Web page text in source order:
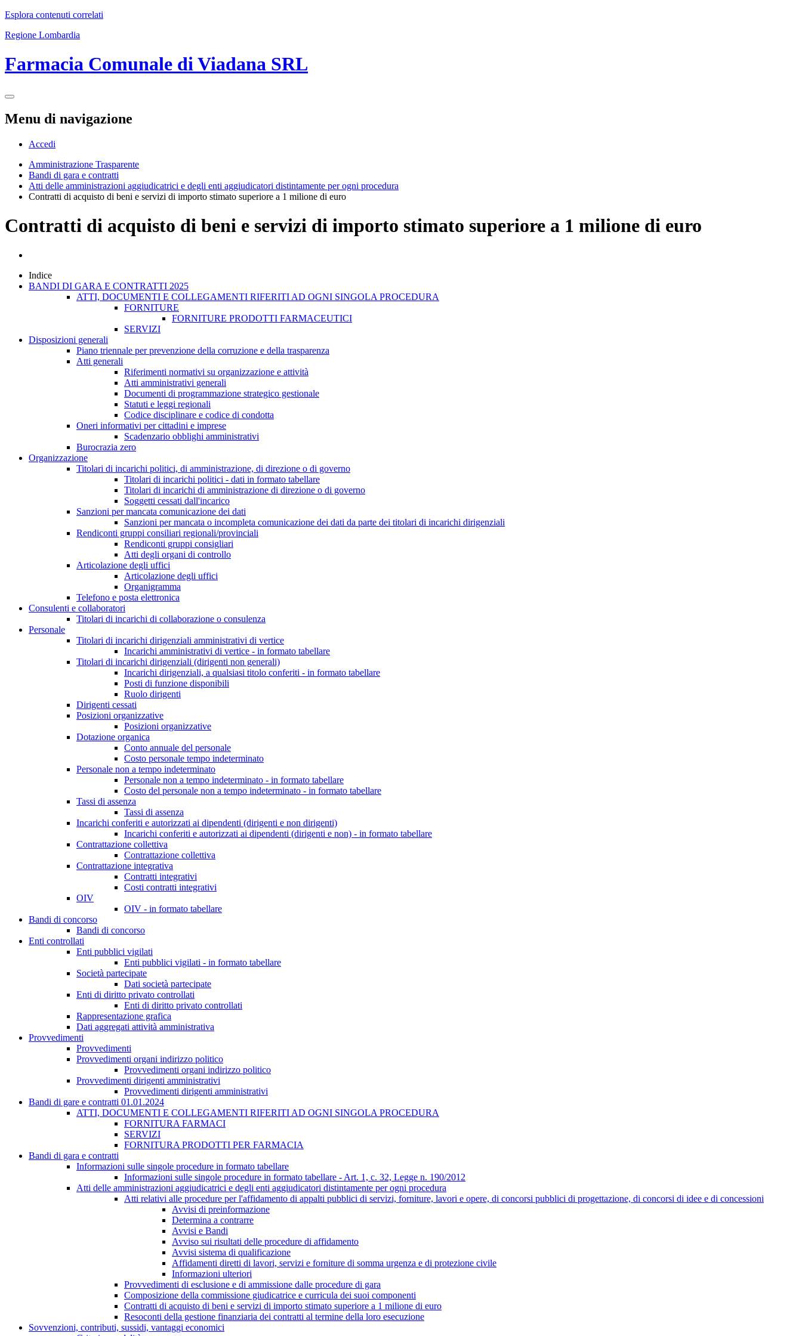
Esplora contenuti correlati
Regione Lombardia
Farmacia Comunale di Viadana SRL
Menu di navigazione
Accedi
Amministrazione Trasparente
Bandi di gara e contratti
Atti delle amministrazioni aggiudicatrici e degli enti aggiudicatori distintamente per ogni procedura
Contratti di acquisto di beni e servizi di importo stimato superiore a 1 milione di euro
Contratti di acquisto di beni e servizi di importo stimato superiore a 1 milione di euro
Indice
BANDI DI GARA E CONTRATTI 2025
ATTI, DOCUMENTI E COLLEGAMENTI RIFERITI AD OGNI SINGOLA PROCEDURA
FORNITURE
FORNITURE PRODOTTI FARMACEUTICI
SERVIZI
Disposizioni generali
Piano triennale per prevenzione della corruzione e della trasparenza
Atti generali
Riferimenti normativi su organizzazione e attività
Atti amministrativi generali
Documenti di programmazione strategico gestionale
Statuti e leggi regionali
Codice disciplinare e codice di condotta
Oneri informativi per cittadini e imprese
Scadenzario obblighi amministrativi
Burocrazia zero
Organizzazione
Titolari di incarichi politici, di amministrazione, di direzione o di governo
Titolari di incarichi politici - dati in formato tabellare
Titolari di incarichi di amministrazione di direzione o di governo
Soggetti cessati dall'incarico
Sanzioni per mancata comunicazione dei dati
Sanzioni per mancata o incompleta comunicazione dei dati da parte dei titolari di incarichi dirigenziali
Rendiconti gruppi consiliari regionali/provinciali
Rendiconti gruppi consigliari
Atti degli organi di controllo
Articolazione degli uffici
Articolazione degli uffici
Organigramma
Telefono e posta elettronica
Consulenti e collaboratori
Titolari di incarichi di collaborazione o consulenza
Personale
Titolari di incarichi dirigenziali amministrativi di vertice
Incarichi amministrativi di vertice - in formato tabellare
Titolari di incarichi dirigenziali (dirigenti non generali)
Incarichi dirigenziali, a qualsiasi titolo conferiti - in formato tabellare
Posti di funzione disponibili
Ruolo dirigenti
Dirigenti cessati
Posizioni organizzative
Posizioni organizzative
Dotazione organica
Conto annuale del personale
Costo personale tempo indeterminato
Personale non a tempo indeterminato
Personale non a tempo indeterminato - in formato tabellare
Costo del personale non a tempo indeterminato - in formato tabellare
Tassi di assenza
Tassi di assenza
Incarichi conferiti e autorizzati ai dipendenti (dirigenti e non dirigenti)
Incarichi conferiti e autorizzati ai dipendenti (dirigenti e non) - in formato tabellare
Contrattazione collettiva
Contrattazione collettiva
Contrattazione integrativa
Contratti integrativi
Costi contratti integrativi
OIV
OIV - in formato tabellare
Bandi di concorso
Bandi di concorso
Enti controllati
Enti pubblici vigilati
Enti pubblici vigilati - in formato tabellare
Società partecipate
Dati società partecipate
Enti di diritto privato controllati
Enti di diritto privato controllati
Rappresentazione grafica
Dati aggregati attività amministrativa
Provvedimenti
Provvedimenti
Provvedimenti organi indirizzo politico
Provvedimenti organi indirizzo politico
Provvedimenti dirigenti amministrativi
Provvedimenti dirigenti amministrativi
Bandi di gare e contratti 01.01.2024
ATTI, DOCUMENTI E COLLEGAMENTI RIFERITI AD OGNI SINGOLA PROCEDURA
FORNITURA FARMACI
SERVIZI
FORNITURA PRODOTTI PER FARMACIA
Bandi di gara e contratti
Informazioni sulle singole procedure in formato tabellare
Informazioni sulle singole procedure in formato tabellare - Art. 1, c. 32, Legge n. 190/2012
Atti delle amministrazioni aggiudicatrici e degli enti aggiudicatori distintamente per ogni procedura
Atti relativi alle procedure per l'affidamento di appalti pubblici di servizi, forniture, lavori e opere, di concorsi pubblici di progettazione, di concorsi di idee e di concessioni
Avvisi di preinformazione
Determina a contrarre
Avvisi e Bandi
Avviso sui risultati delle procedure di affidamento
Avvisi sistema di qualificazione
Affidamenti diretti di lavori, servizi e forniture di somma urgenza e di protezione civile
Informazioni ulteriori
Provvedimenti di esclusione e di ammissione dalle procedure di gara
Composizione della commissione giudicatrice e curricula dei suoi componenti
Contratti di acquisto di beni e servizi di importo stimato superiore a 1 milione di euro
Resoconti della gestione finanziaria dei contratti al termine della loro esecuzione
Sovvenzioni, contributi, sussidi, vantaggi economici